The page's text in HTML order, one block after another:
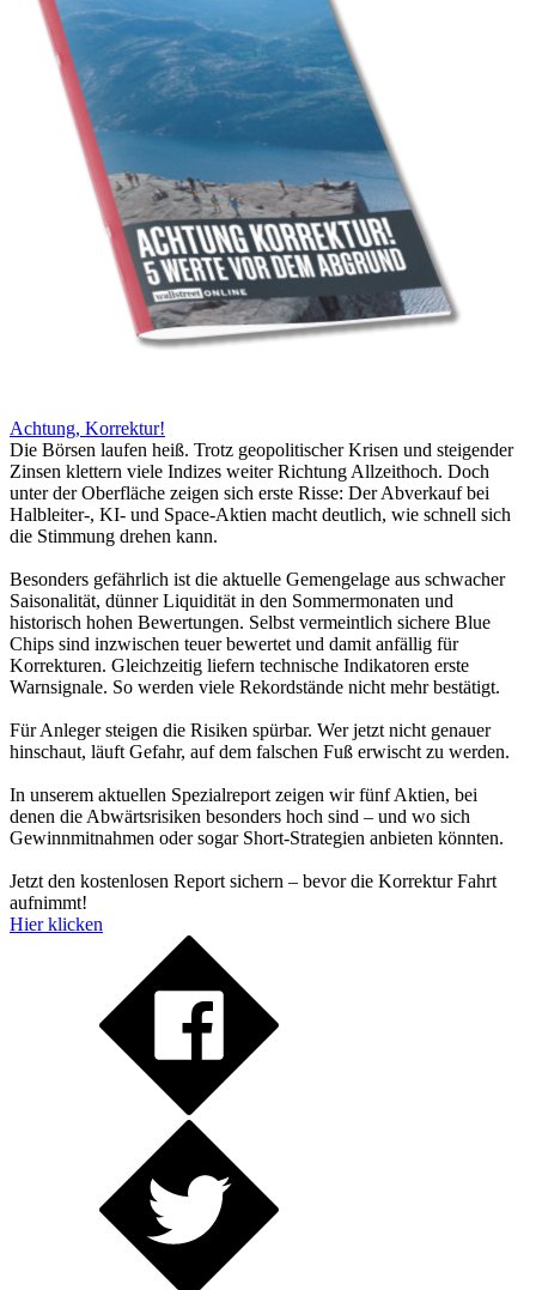
Achtung, Korrektur!
Die Börsen laufen heiß. Trotz geopolitischer Krisen und steigender
Zinsen klettern viele Indizes weiter Richtung Allzeithoch. Doch
unter der Oberfläche zeigen sich erste Risse: Der Abverkauf bei
Halbleiter-, KI- und Space-Aktien macht deutlich, wie schnell sich
die Stimmung drehen kann.
Besonders gefährlich ist die aktuelle Gemengelage aus schwacher
Saisonalität, dünner Liquidität in den Sommermonaten und
historisch hohen Bewertungen. Selbst vermeintlich sichere Blue
Chips sind inzwischen teuer bewertet und damit anfällig für
Korrekturen. Gleichzeitig liefern technische Indikatoren erste
Warnsignale. So werden viele Rekordstände nicht mehr bestätigt.
Für Anleger steigen die Risiken spürbar. Wer jetzt nicht genauer
hinschaut, läuft Gefahr, auf dem falschen Fuß erwischt zu werden.
In unserem aktuellen Spezialreport zeigen wir fünf Aktien, bei
denen die Abwärtsrisiken besonders hoch sind – und wo sich
Gewinnmitnahmen oder sogar Short-Strategien anbieten könnten.
Jetzt den kostenlosen Report sichern – bevor die Korrektur Fahrt
aufnimmt!
Hier klicken